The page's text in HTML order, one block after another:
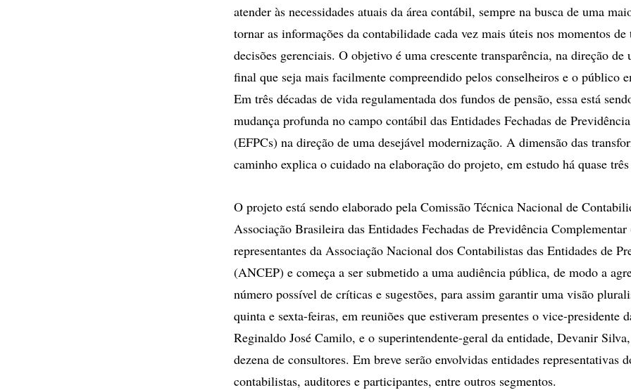
atender às necessidades atuais da área contábil, sempre na busca de uma
tornar as informações da contabilidade cada vez mais úteis nos momentos de
decisões gerenciais. O objetivo é uma crescente transparência, na direção de
final que seja mais facilmente compreendido pelos conselheiros e o público
Em três décadas de vida regulamentada dos fundos de pensão, essa está
mudança profunda no campo contábil das Entidades Fechadas de
(EFPCs) na direção de uma desejável modernização. A dimensão das
caminho explica o cuidado na elaboração do projeto, em estudo há quase três
O projeto está sendo elaborado pela Comissão Técnica Nacional de
Associação Brasileira das Entidades Fechadas de Previdência
representantes da Associação Nacional dos Contabilistas das Entidades de
(ANCEP) e começa a ser submetido a uma audiência pública, de modo a
número possível de críticas e sugestões, para assim garantir uma visão
quinta e sexta-feiras, em reuniões que estiveram presentes o vice-presidente
Reginaldo José Camilo, e o superintendente-geral da entidade, Devanir
dezena de consultores. Em breve serão envolvidas entidades representativas
contabilistas, auditores e participantes, entre outros segmentos.